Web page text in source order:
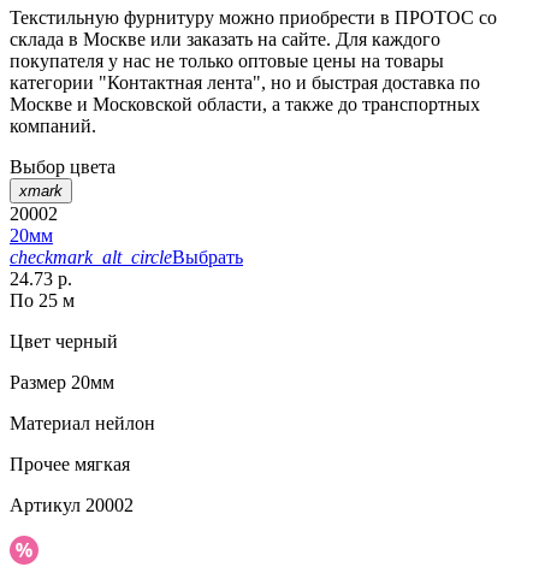
Текстильную фурнитуру можно приобрести в ПРОТОС со
склада в Москве или заказать на сайте. Для каждого
покупателя у нас не только оптовые цены на товары
категории "Контактная лента", но и быстрая доставка по
Москве и Московской области, а также до транспортных
компаний.
Выбор цвета
xmark
20002
20мм
checkmark_alt_circleВыбрать
24.73 р.
По 25 м
Цвет черный
Размер 20мм
Материал нейлон
Прочее мягкая
Артикул 20002